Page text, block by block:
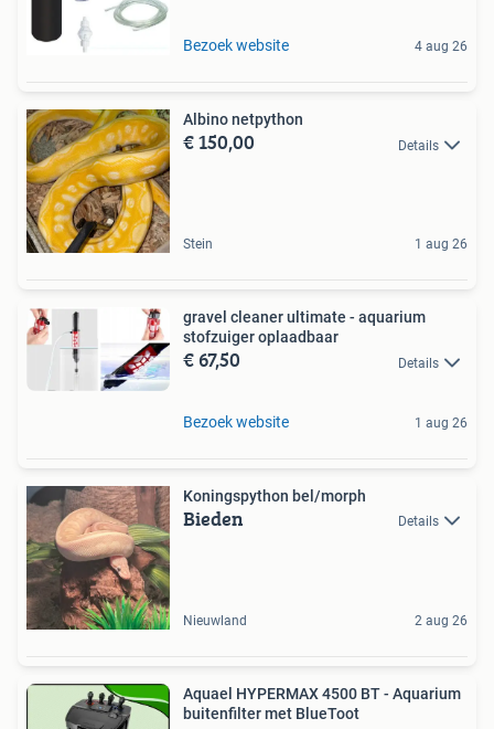
Bezoek website 4 aug 26
Albino netpython
€ 150,00 Details
Stein 1 aug 26
gravel cleaner ultimate - aquarium
stofzuiger oplaadbaar
€ 67,50 Details
Bezoek website 1 aug 26
Koningspython bel/morph
Bieden Details
Nieuwland 2 aug 26
Aquael HYPERMAX 4500 BT - Aquarium
buitenfilter met BlueToot